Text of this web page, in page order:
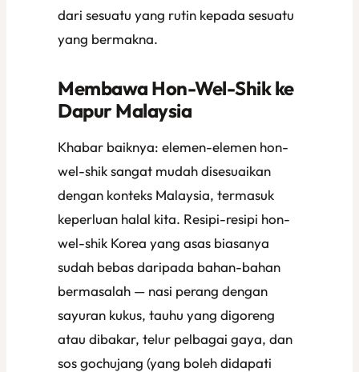
dari sesuatu yang rutin kepada sesuatu
yang bermakna.
Membawa Hon-Wel-Shik ke
Dapur Malaysia
Khabar baiknya: elemen-elemen hon-
wel-shik sangat mudah disesuaikan
dengan konteks Malaysia, termasuk
keperluan halal kita. Resipi-resipi hon-
wel-shik Korea yang asas biasanya
sudah bebas daripada bahan-bahan
bermasalah — nasi perang dengan
sayuran kukus, tauhu yang digoreng
atau dibakar, telur pelbagai gaya, dan
sos gochujang (yang boleh didapati